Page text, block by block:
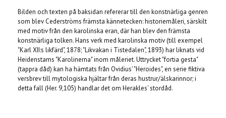
Bilden och texten på baksidan refererar till den konstnärliga genren
som blev Cederströms främsta kännetecken: historiemåleri, särskilt
med motiv från den karolinska eran, där han blev den främsta
konstnärliga tolken. Hans verk med karolinska motiv (till exempel
"Karl XII:s likfärd", 1878; "Likvakan i Tistedalen", 1893) har liknats vid
Heidenstams "Karolinerna" inom måleriet. Uttrycket "fortia gesta"
(tappra dåd) kan ha hämtats från Ovidius' "Heroides", en serie fiktiva
versbrev till mytologiska hjältar från deras hustrur/älskarinnor; i
detta fall (Her. 9,105) handlar det om Herakles' stordåd.